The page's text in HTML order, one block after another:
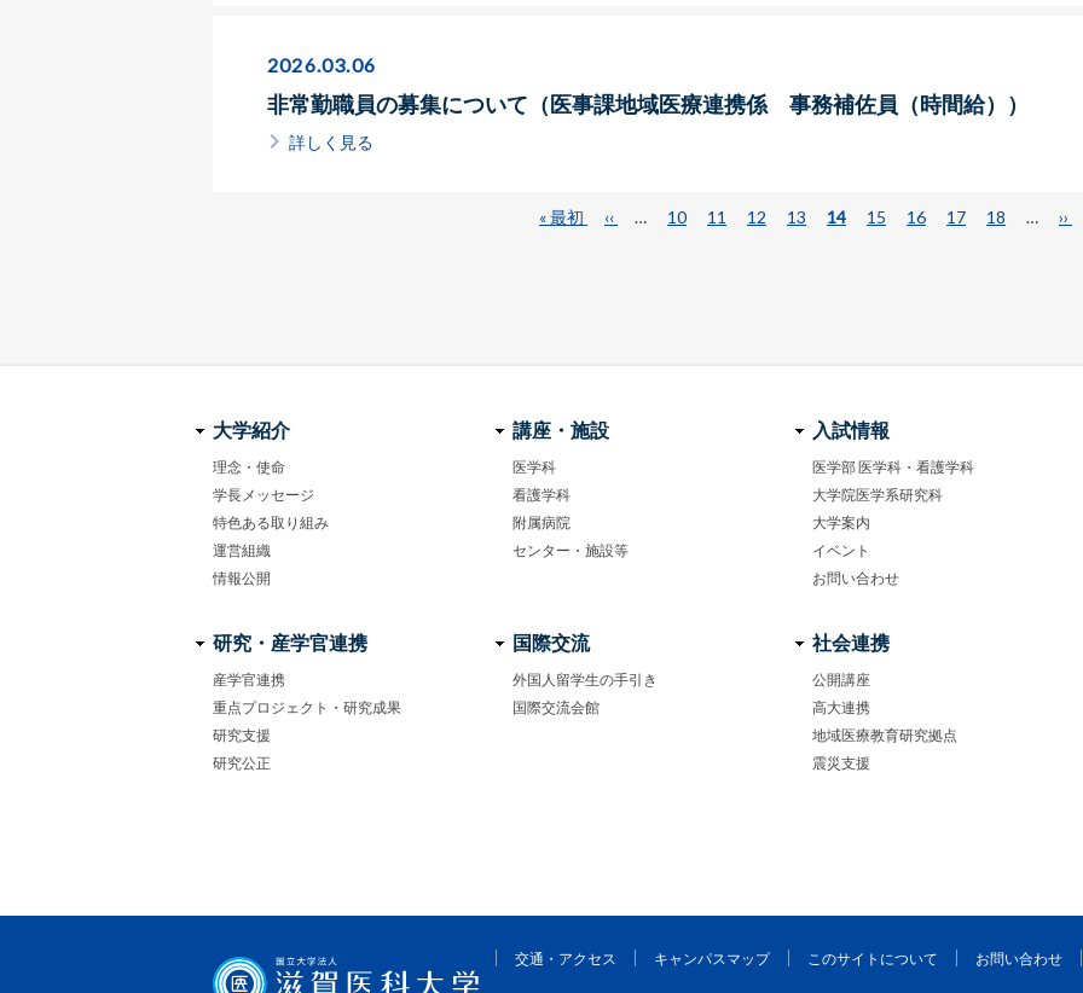
2026.03.06
非常勤職員の募集について（医事課地域医療連携係 事務補佐員（時間給））
詳しく見る
先
« 最初
前
‹‹ …
ペ
10
ペ
11
ペ
12
ペ
13
カ
14
ペ
15
ペ
16
ペ
17
ペ
18 …
次
››
フ
ッ
タ
ー
ナ
ビ
ゲ
ン
大学紹介
理念・使命
学長メッセージ
特色ある取り組み
運営組織
情報公開
講座・施設
医学科
看護学科
附属病院
センター・施設等
入試情報
医学部 医学科・看護学科
大学院医学系研究科
大学案内
イベント
お問い合わせ
研究・産学官連携
産学官連携
重点プロジェクト・研究成果
研究支援
研究公正
国際交流
外国人留学生の手引き
国際交流会館
社会連携
公開講座
高大連携
地域医療教育研究拠点
震災支援
交通・アクセス キャンパスマップ このサイトについて お問い合わせ